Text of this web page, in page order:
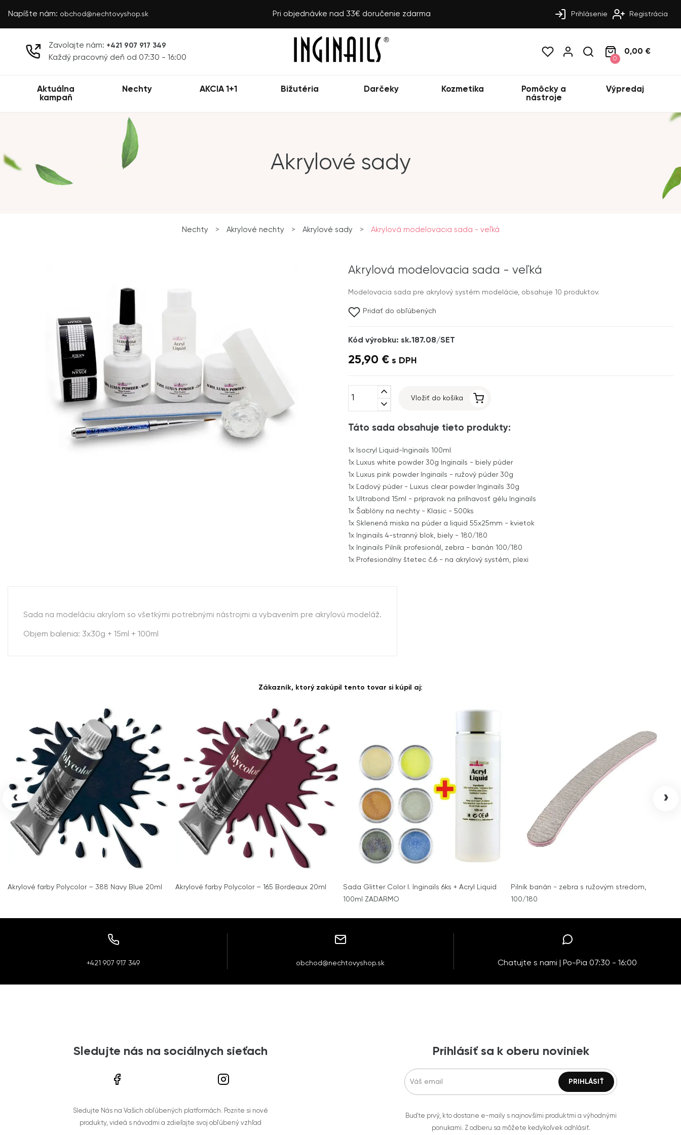
Napíšte nám: obchod@nechtovyshop.sk Pri objednávke nad 33€ doručenie zdarma Prihlásenie Registrácia
Zavolajte nám: +421 907 917 349
Každý pracovný deň od 07:30 - 16:00 0
0,00 €
Aktuálna
kampaň
Nechty AKCIA 1+1 Bižutéria Darčeky Kozmetika
Pomôcky a
nástroje
Výpredaj
Akrylové sady
Nechty > Akrylové nechty > Akrylové sady > Akrylová modelovacia sada - veľká
Akrylová modelovacia sada - veľká
Modelovacia sada pre akrylový systém modelácie, obsahuje 10 produktov.
Pridať do obľúbených
Kód výrobku: sk.187.08/SET
25,90 € s DPH
expand_less
expand_more
Vložiť do košíka
Táto sada obsahuje tieto produkty:
1x Isocryl Liquid-Inginails 100ml
1x Luxus white powder 30g Inginails - biely púder
1x Luxus pink powder Inginails - ružový púder 30g
1x Ľadový púder - Luxus clear powder Inginails 30g
1x Ultrabond 15ml - prípravok na priľnavosť gélu Inginails
1x Šablóny na nechty - Klasic - 500ks
1x Sklenená miska na púder a liquid 55x25mm - kvietok
1x Inginails 4-stranný blok, biely - 180/180
1x Inginails Pilník profesionál, zebra - banán 100/180
1x Profesionálny štetec č.6 - na akrylový systém, plexi
Sada na modeláciu akrylom so všetkými potrebnými nástrojmi a vybavením pre akrylovú modeláž.
Objem balenia: 3x30g + 15ml + 100ml
Zákazník, ktorý zakúpil tento tovar si kúpil aj:
Akrylové farby Polycolor – 388 Navy Blue 20ml Akrylové farby Polycolor – 165 Bordeaux 20ml
Sada Glitter Color I. Inginails 6ks + Acryl Liquid
100ml ZADARMO
Pilník banán - zebra s ružovým stredom,
100/180
‹ ›
+421 907 917 349 obchod@nechtovyshop.sk Chatujte s nami | Po-Pia 07:30 - 16:00
Sledujte nás na sociálnych sieťach
Sledujte Nás na Vašich obľúbených platformách. Pozrite si nové
produkty, videá s návodmi a zdieľajte svoj obľúbený vzhľad
Prihlásiť sa k oberu noviniek
Buďte prvý, kto dostane e-maily s najnovšími produktmi a výhodnými
ponukami. Z odberu sa môžete kedykoľvek odhlásiť.